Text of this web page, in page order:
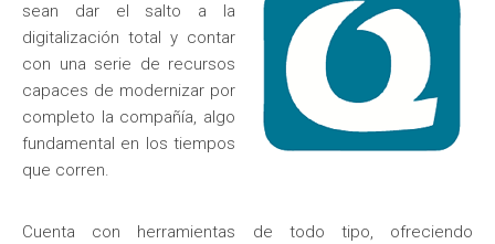
sean dar el salto a la
digitalización total y contar
con una serie de recursos
capaces de modernizar por
completo la compañía, algo
fundamental en los tiempos
que corren.
Cuenta con herramientas de todo tipo, ofreciendo